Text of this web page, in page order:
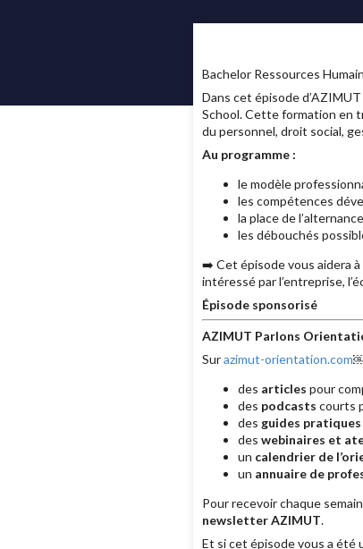
Bachelor Ressources
Dans cet épisode
School. Cette formation en
du personnel, droit social,
Au programme :
le modèle
les compétences
la place de
les débouchés
➡️ Cet épisode vous aidera
intéressé par l’entreprise,
Épisode sponsorisé
AZIMUT Parlons
Surazimut-orientation.com
des articles pour
des podcasts courts
des guides pratiques
des webinaires et
un calendrier de
un annuaire de
Pour recevoir chaque
newsletter AZIMUT.
Et si cet épisode vous a été